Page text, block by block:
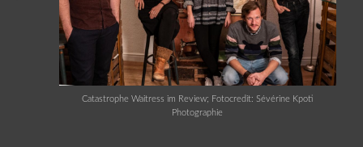
Catastrophe Waitress im Review; Fotocredit: Sévérine Kpoti
Photographie